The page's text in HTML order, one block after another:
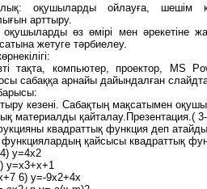
оқушыларды ойлауға, шешім
арттыру.
оқушыларды өз өмірі мен әрекетіне
жетуге тәрбиелеу.
тақта, компьютер, проектор, MS
сабаққа арнайы дайындалған
кезені. Сабақтың мақсатымен
материалды қайталау.Презентация.(
квадраттық функция деп
функциялардың қайсысы квадраттық
у=4х2
у=x3+x+1
6) у=-9х2+4х